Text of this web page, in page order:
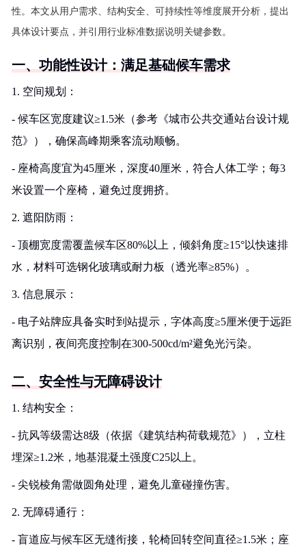
性。本文从用户需求、结构安全、可持续性等维度展开分析，提出
具体设计要点，并引用行业标准数据说明关键参数。
一、功能性设计：满足基础候车需求
1. 空间规划：
- 候车区宽度建议≥1.5米（参考《城市公共交通站台设计规
范》），确保高峰期乘客流动顺畅。
- 座椅高度宜为45厘米，深度40厘米，符合人体工学；每3
米设置一个座椅，避免过度拥挤。
2. 遮阳防雨：
- 顶棚宽度需覆盖候车区80%以上，倾斜角度≥15°以快速排
水，材料可选钢化玻璃或耐力板（透光率≥85%）。
3. 信息展示：
- 电子站牌应具备实时到站提示，字体高度≥5厘米便于远距
离识别，夜间亮度控制在300-500cd/m²避免光污染。
二、安全性与无障碍设计
1. 结构安全：
- 抗风等级需达8级（依据《建筑结构荷载规范》），立柱
埋深≥1.2米，地基混凝土强度C25以上。
- 尖锐棱角需做圆角处理，避免儿童碰撞伤害。
2. 无障碍通行：
- 盲道应与候车区无缝衔接，轮椅回转空间直径≥1.5米；座